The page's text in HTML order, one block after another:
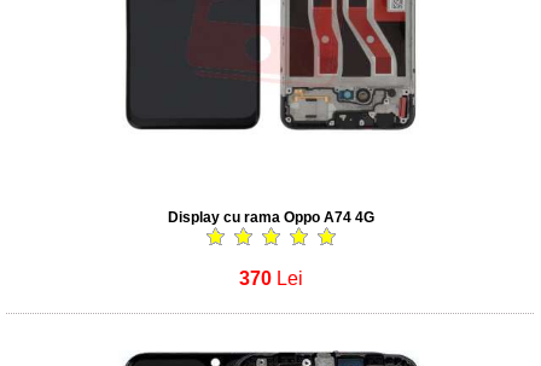
Display cu rama Oppo A74 4G
370 Lei